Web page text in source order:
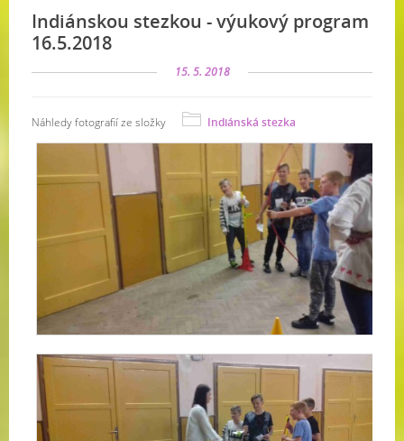
Indiánskou stezkou - výukový program
16.5.2018
15. 5. 2018
Náhledy fotografií ze složky Indiánská stezka